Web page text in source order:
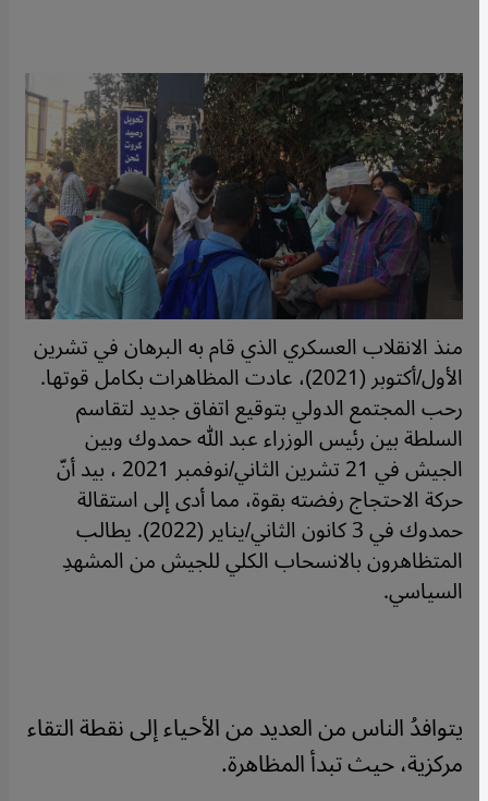
منذ الانقلاب العسكري الذي قام به البرهان في تشرين
الأول/أكتوبر (2021)، عادت المظاهرات بكامل قوتها.
رحب المجتمع الدولي بتوقيع اتفاق جديد لتقاسم
السلطة بين رئيس الوزراء عبد الله حمدوك وبين
الجيش في 21 تشرين الثاني/نوفمبر 2021 ، بيد أنّ
حركة الاحتجاج رفضته بقوة، مما أدى إلى استقالة
حمدوك في 3 كانون الثاني/يناير (2022). يطالب
المتظاهرون بالانسحاب الكلي للجيش من المشهدِ
السياسي.
يتوافدُ الناس من العديد من الأحياء إلى نقطة التقاء
مركزية، حيث تبدأ المظاهرة.